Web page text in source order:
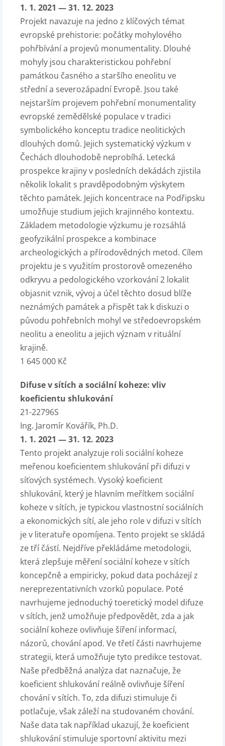
1. 1. 2021 — 31. 12. 2023
Projekt navazuje na jedno z klíčových témat
evropské prehistorie: počátky mohylového
pohřbívání a projevů monumentality. Dlouhé
mohyly jsou charakteristickou pohřební
památkou časného a staršího eneolitu ve
střední a severozápadní Evropě. Jsou také
nejstarším projevem pohřební monumentality
evropské zemědělské populace v tradici
symbolického konceptu tradice neolitických
dlouhých domů. Jejich systematický výzkum v
Čechách dlouhodobě neprobíhá. Letecká
prospekce krajiny v posledních dekádách zjistila
několik lokalit s pravděpodobným výskytem
těchto památek. Jejich koncentrace na Podřipsku
umožňuje studium jejich krajinného kontextu.
Základem metodologie výzkumu je rozsáhlá
geofyzikální prospekce a kombinace
archeologických a přírodovědných metod. Cílem
projektu je s využitím prostorově omezeného
odkryvu a pedologického vzorkování 2 lokalit
objasnit vznik, vývoj a účel těchto dosud blíže
neznámých památek a přispět tak k diskuzi o
původu pohřebních mohyl ve středoevropském
neolitu a eneolitu a jejich význam v rituální
krajině.
1 645 000 Kč
Difuse v sítích a sociální koheze: vliv
koeficientu shlukování
21-22796S
Ing. Jaromír Kovářík, Ph.D.
1. 1. 2021 — 31. 12. 2023
Tento projekt analyzuje roli sociální koheze
meřenou koeficientem shlukování při difuzi v
síťových systémech. Vysoký koeficient
shlukování, který je hlavním meřítkem sociální
koheze v sítích, je typickou vlastnostní sociálních
a ekonomických sítí, ale jeho role v difuzi v sítích
je v literatuře opomíjena. Tento projekt se skládá
ze tří částí. Nejdříve překládáme metodologii,
která zlepšuje měření sociální koheze v sítích
koncepčně a empiricky, pokud data pocházejí z
nereprezentativních vzorků populace. Poté
navrhujeme jednoduchý toeretický model difuze
v sítích, jenž umožňuje předpovědět, zda a jak
sociální koheze ovlivňuje šíření informací,
názorů, chování apod. Ve třetí části navrhujeme
strategii, která umožňuje tyto predikce testovat.
Naše předběžná analýza dat naznačuje, že
koeficient shlukování reálně ovlivňuje šíření
chování v sítích. To, zda difuzi stimuluje či
potlačuje, však záleží na studovaném chování.
Naše data tak například ukazují, že koeficient
shlukování stimuluje sportovní aktivitu mezi